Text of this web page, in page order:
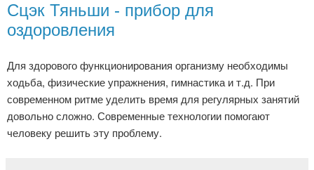
Сцэк Тяньши - прибор для
оздоровления
Для здорового функционирования организму необходимы
ходьба, физические упражнения, гимнастика и т.д. При
современном ритме уделить время для регулярных занятий
довольно сложно. Современные технологии помогают
человеку решить эту проблему.